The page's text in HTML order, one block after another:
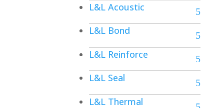
L&L Acoustic
L&L Bond
L&L Reinforce
L&L Seal
L&L Thermal